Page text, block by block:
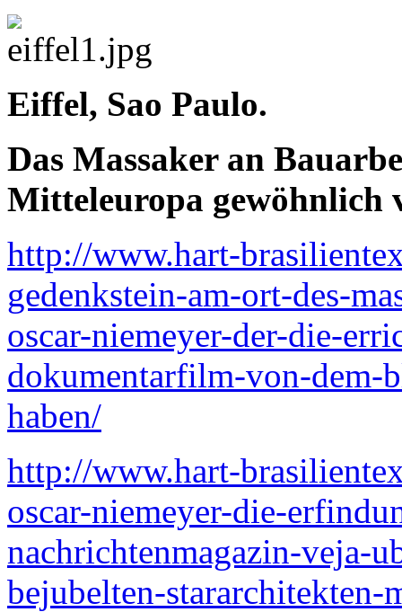
Eiffel, Sao Paulo.
Das Massaker an
Mitteleuropa gewöhnlich
http://www.hart-
gedenkstein-am-ort-des-
oscar-niemeyer-der-die-
dokumentarfilm-von-dem-
haben/
http://www.hart-
oscar-niemeyer-die-
nachrichtenmagazin-veja-
bejubelten-